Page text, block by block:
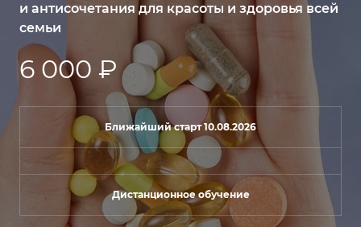
и антисочетания для красоты и здоровья всей
семьи
6 000 ₽
Ближайший старт 10.08.2026
Дистанционное обучение